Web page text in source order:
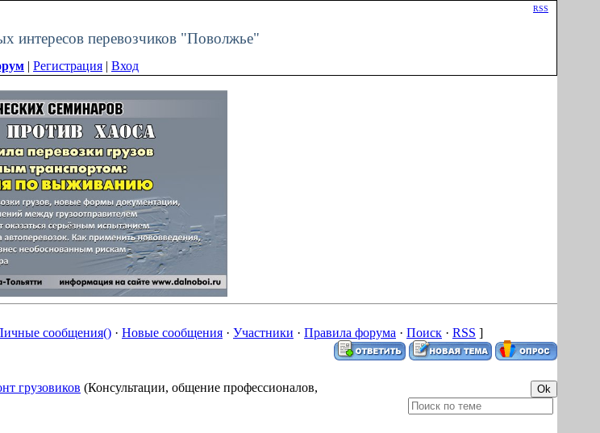
RSS
интересов перевозчиков "Поволжье"
| Регистрация | Вход
сообщения() · Новые сообщения · Участники · Правила форума · Поиск · RSS ]
грузовиков (Консультации, общение профессионалов,